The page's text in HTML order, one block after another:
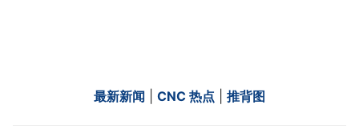
最新新闻 CNC 热点 推背图